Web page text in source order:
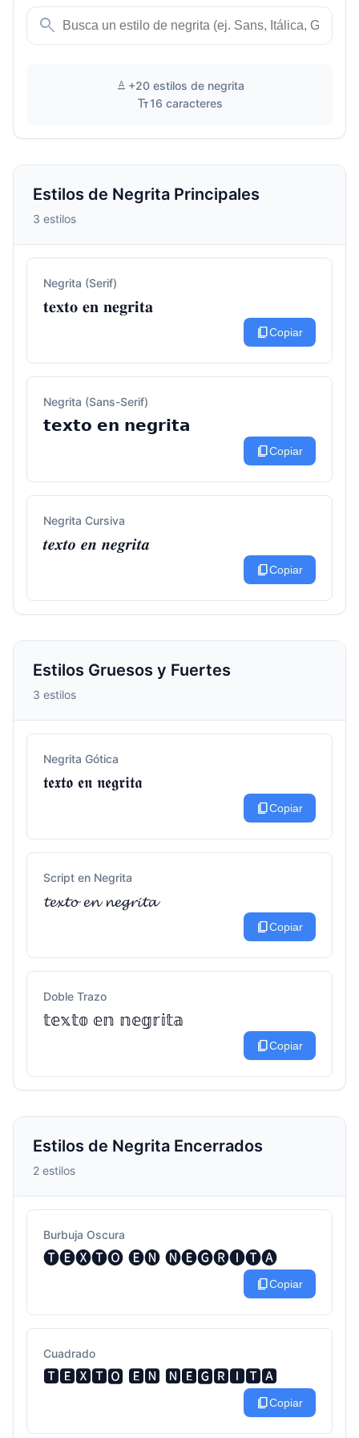
search
text_format +20 estilos de negrita
text_fields16 caracteres
Estilos de Negrita Principales
3 estilos
Negrita (Serif)
𝐭𝐞𝐱𝐭𝐨 𝐞𝐧 𝐧𝐞𝐠𝐫𝐢𝐭𝐚
content_copyCopiar
Negrita (Sans-Serif)
𝘁𝗲𝘅𝘁𝗼 𝗲𝗻 𝗻𝗲𝗴𝗿𝗶𝘁𝗮
content_copyCopiar
Negrita Cursiva
𝒕𝒆𝒙𝒕𝒐 𝒆𝒏 𝒏𝒆𝒈𝒓𝒊𝒕𝒂
content_copyCopiar
Estilos Gruesos y Fuertes
3 estilos
Negrita Gótica
𝖙𝖊𝖝𝖙𝖔 𝖊𝖓 𝖓𝖊𝖌𝖗𝖎𝖙𝖆
content_copyCopiar
Script en Negrita
𝓽𝓮𝔁𝓽𝓸 𝓮𝓷 𝓷𝓮𝓰𝓻𝓲𝓽𝓪
content_copyCopiar
Doble Trazo
𝕥𝕖𝕩𝕥𝕠 𝕖𝕟 𝕟𝕖𝕘𝕣𝕚𝕥𝕒
content_copyCopiar
Estilos de Negrita Encerrados
2 estilos
Burbuja Oscura
🅣🅔🅧🅣🅞 🅔🅝 🅝🅔🅖🅡🅘🅣🅐
content_copyCopiar
Cuadrado
🆃🅴🆇🆃🅾 🅴🅽 🅽🅴🅶🆁🅸🆃🅰
content_copyCopiar